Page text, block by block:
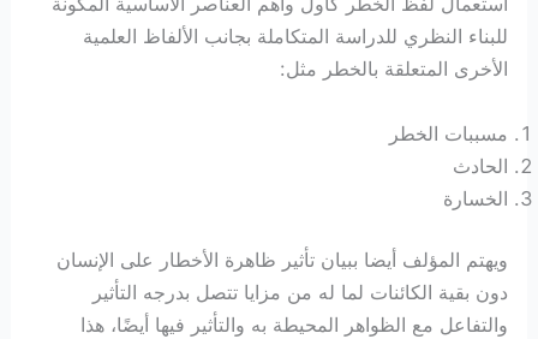
للبناء النظري للدراسة المتكاملة بجانب الألفاظ العلمية
الأخرى المتعلقة بالخطر مثل:
مسببات الخطر
الحادث
الخسارة
ويهتم المؤلف أيضا ببيان تأثير ظاهرة الأخطار على الإنسان
دون بقية الكائنات لما له من مزايا تتصل بدرجه التأثير
والتفاعل مع الظواهر المحيطة به والتأثير فيها أيضًا، هذا